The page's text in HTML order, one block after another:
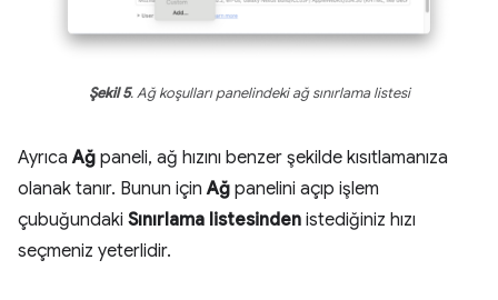
Şekil 5. Ağ koşulları panelindeki ağ sınırlama listesi
AyrıcaAğ paneli, ağ hızını benzer şekilde kısıtlamanıza
olanak tanır. Bunun içinAğ panelini açıp işlem
çubuğundaki Sınırlama listesinden istediğiniz hızı
seçmeniz yeterlidir.